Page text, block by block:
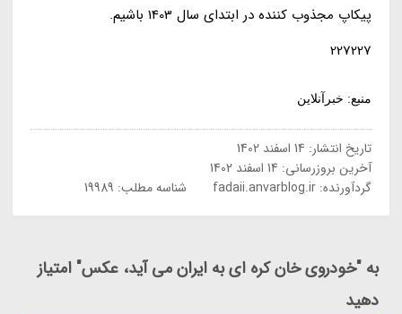
پیکاپ مجذوب کننده در ابتدای سال 1403 باشیم.
227227
منبع: خبرآنلاین
تاریخ انتشار: 14 اسفند 1402
آخرین بروزرسانی: 14 اسفند 1402
گردآورنده:fadaii.anvarblog.ir شناسه مطلب: 19989
به "خودروی خان کره ای به ایران می آید، عکس" امتیاز
دهید